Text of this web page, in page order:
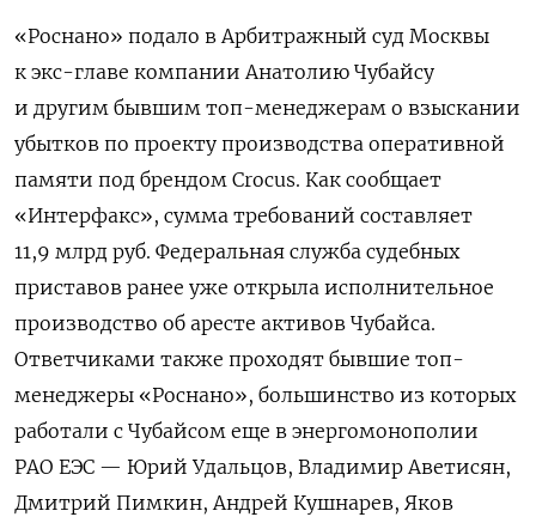
«Роснано» подало в Арбитражный суд Москвы
к экс-главе компании Анатолию Чубайсу
и другим бывшим топ-менеджерам о взыскании
убытков по проекту производства оперативной
памяти под брендом Crocus. Как сообщает
«Интерфакс», сумма требований составляет
11,9 млрд руб. Федеральная служба судебных
приставов ранее уже открыла исполнительное
производство об аресте активов Чубайса.
Ответчиками также проходят бывшие топ-
менеджеры «Роснано», большинство из которых
работали с Чубайсом еще в энергомонополии
РАО ЕЭС — Юрий Удальцов, Владимир Аветисян,
Дмитрий Пимкин, Андрей Кушнарев, Яков